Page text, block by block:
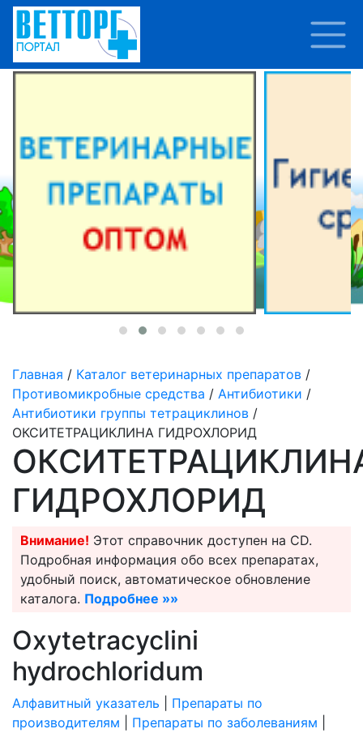
Главная / Каталог ветеринарных препаратов /
Противомикробные средства / Антибиотики /
Антибиотики группы тетрациклинов /
ОКСИТЕТРАЦИКЛИНА ГИДРОХЛОРИД
ГИДРОХЛОРИД
Внимание! Этот справочник доступен на CD.
Подробная информация обо всех препаратах,
удобный поиск, автоматическое обновление
каталога. Подробнее »»
Oxytetracyclini
hydrochloridum
Алфавитный указатель
Препараты по
производителям
Препараты по заболеваниям